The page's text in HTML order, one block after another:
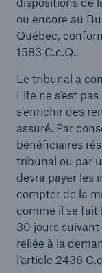
ou encore au
Québec,
1583 C.c.Q..
Le tribunal a
Life ne s’est
s’enrichir des
assuré. Par
bénéficiaires
tribunal ou par
devra payer les
compter de la
comme il se
30 jours
reliée à la
l’article 2436